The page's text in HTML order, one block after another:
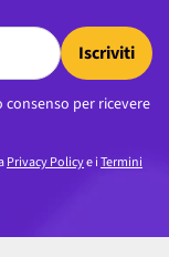
Iscriviti
consenso per ricevere
Privacy Policye iTermini